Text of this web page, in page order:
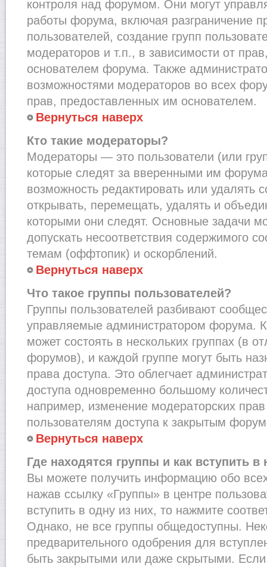
контроля над форумом. Они могут
работы форума, включая разграничение
пользователей, создание групп
модераторов и т.п., в зависимости от
основателем форума. Также
возможностями модераторов во всех
прав, предоставленных им основателем.
Вернуться наверх
Кто такие модераторы?
Модераторы — это пользователи (или
которые следят за вверенными им
возможность редактировать или удалять
открывать, перемещать, удалять и
которыми они следят. Основные задачи
допускать несоответствия содержимого
темам (оффтопик) и оскорблений.
Вернуться наверх
Что такое группы пользователей?
Группы пользователей разбивают
управляемые администратором форума.
может состоять в нескольких группах (в
форумов), и каждой группе могут быть
права доступа. Это облегчает
доступа одновременно большому
например, изменение модераторских
пользователям доступа к закрытым
Вернуться наверх
Где находятся группы и как вступить в
Вы можете получить информацию обо
нажав ссылку «Группы» в центре
вступить в одну из них, то нажмите
Однако, не все группы общедоступны.
предварительного одобрения для
быть закрытыми или даже скрытыми. Если